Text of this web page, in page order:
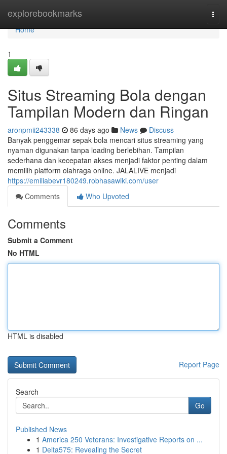
explorebookmarks
Home
Home
1
Situs Streaming Bola dengan
Tampilan Modern dan Ringan
aronpmii243338 86 days ago News
Discuss
Banyak penggemar sepak bola mencari situs streaming yang
nyaman digunakan tanpa loading berlebihan. Tampilan
sederhana dan kecepatan akses menjadi faktor penting dalam
memilih platform olahraga online. JALALIVE menjadi
https://emiliabevr180249.robhasawiki.com/user
Comments
Who Upvoted
Comments
Submit a Comment
No HTML
HTML is disabled
Report Page
Search
Go
Published News
1 America 250 Veterans: Investigative Reports on ...
1 Delta575: Revealing the Secret